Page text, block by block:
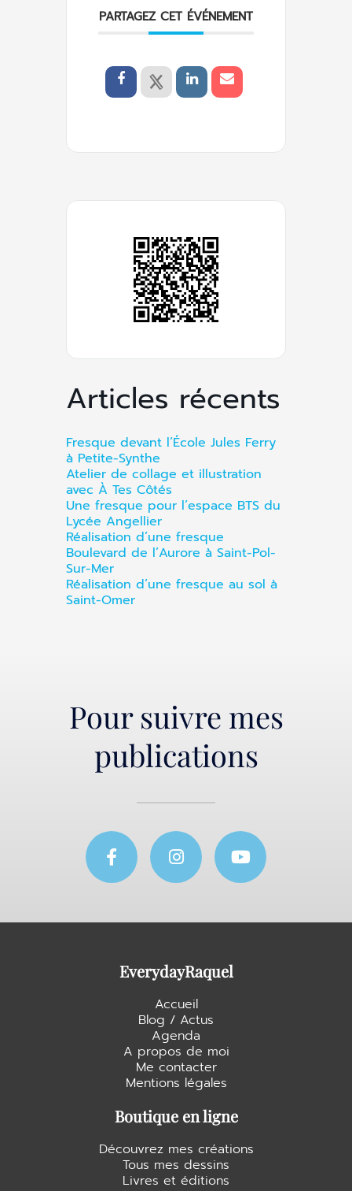
PARTAGEZ CET ÉVÉNEMENT
Articles récents
Fresque devant l’École Jules Ferry
à Petite-Synthe
Atelier de collage et illustration
avec À Tes Côtés
Une fresque pour l’espace BTS du
Lycée Angellier
Réalisation d’une fresque
Boulevard de l’Aurore à Saint-Pol-
Sur-Mer
Réalisation d’une fresque au sol à
Saint-Omer
Pour suivre mes
publications
F
a
c
e
o
k
I
n
t
g
m
Y
o
t
b
EverydayRaquel
Accueil
Blog / Actus
Agenda
A propos de moi
Me contacter
Mentions légales
Boutique en ligne
Découvrez mes créations
Tous mes dessins
Livres et éditions